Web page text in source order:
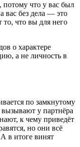
потому что у вас был
вас без дела — это
то, что вы для него
о характере
а не личность в
по замкнутому
у партнёра
к чему приведёт
но они всё
в итоге винят